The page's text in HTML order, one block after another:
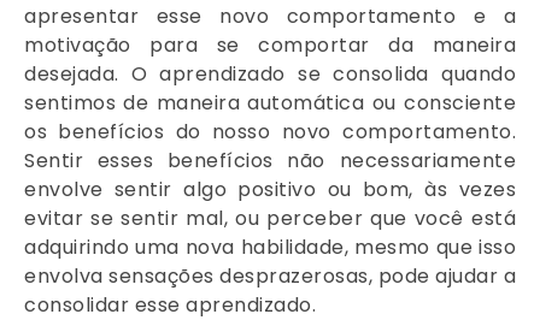
apresentar esse novo comportamento e a
motivação para se comportar da maneira
desejada. O aprendizado se consolida quando
sentimos de maneira automática ou consciente
os benefícios do nosso novo comportamento.
Sentir esses benefícios não necessariamente
envolve sentir algo positivo ou bom, às vezes
evitar se sentir mal, ou perceber que você está
adquirindo uma nova habilidade, mesmo que isso
envolva sensações desprazerosas, pode ajudar a
consolidar esse aprendizado.